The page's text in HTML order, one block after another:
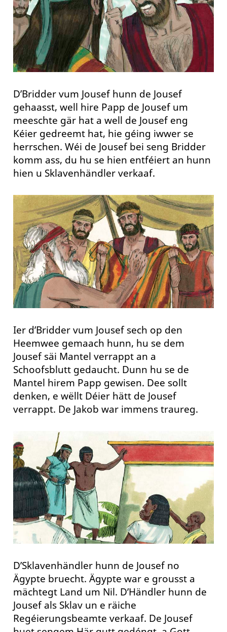
D’Bridder vum Jousef hunn de Jousef
gehaasst, well hire Papp de Jousef um
meeschte gär hat a well de Jousef eng
Kéier gedreemt hat, hie géing iwwer se
herrschen. Wéi de Jousef bei seng Bridder
komm ass, du hu se hien entféiert an hunn
hien u Sklavenhändler verkaaf.
Ier d’Bridder vum Jousef sech op den
Heemwee gemaach hunn, hu se dem
Jousef säi Mantel verrappt an a
Schoofsblutt gedaucht. Dunn hu se de
Mantel hirem Papp gewisen. Dee sollt
denken, e wëllt Déier hätt de Jousef
verrappt. De Jakob war immens traureg.
D’Sklavenhändler hunn de Jousef no
Ägypte bruecht. Ägypte war e grousst a
mächtegt Land um Nil. D’Händler hunn de
Jousef als Sklav un e räiche
Regéierungsbeamte verkaaf. De Jousef